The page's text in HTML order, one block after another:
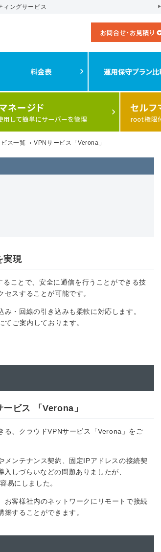
ィングサービス
ス一覧 › VPNサービス「Verona」
実現
ことで、安全に通信を行うことができる技
スすることが可能です。
・回線の引き込みも柔軟に対応します。
ご案内しております。
ビス 「Verona」
る、クラウドVPNサービス「Verona」をご
メンテナンス契約、固定IPアドレスの接続契
しづらいなどの問題ありましたが、
易にしました。
客様社内のネットワークにリモートで接続
することができます。